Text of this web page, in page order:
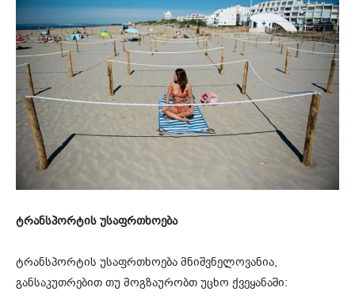
ტრანსპორტის უსაფრთხოება
ტრანსპორტის უსაფრთხოება მნიშვნელოვანია,
განსაკუთრებით თუ მოგზაურობთ უცხო ქვეყანაში: